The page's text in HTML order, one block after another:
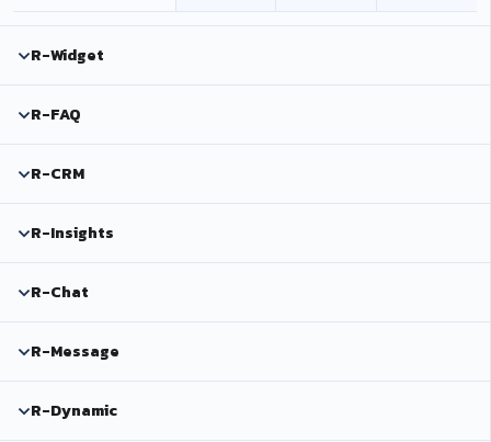
R-Widget
R-FAQ
R-CRM
R-Insights
R-Chat
R-Message
R-Dynamic